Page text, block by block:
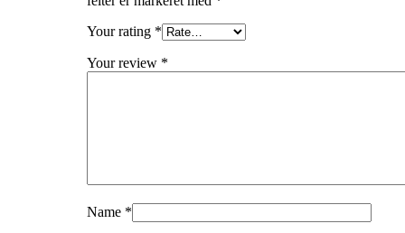
Your rating *
Your review *
Name *